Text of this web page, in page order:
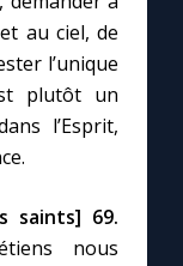
au ciel, de
l’unique
plutôt un
l’Esprit,
saints] 69.
nous